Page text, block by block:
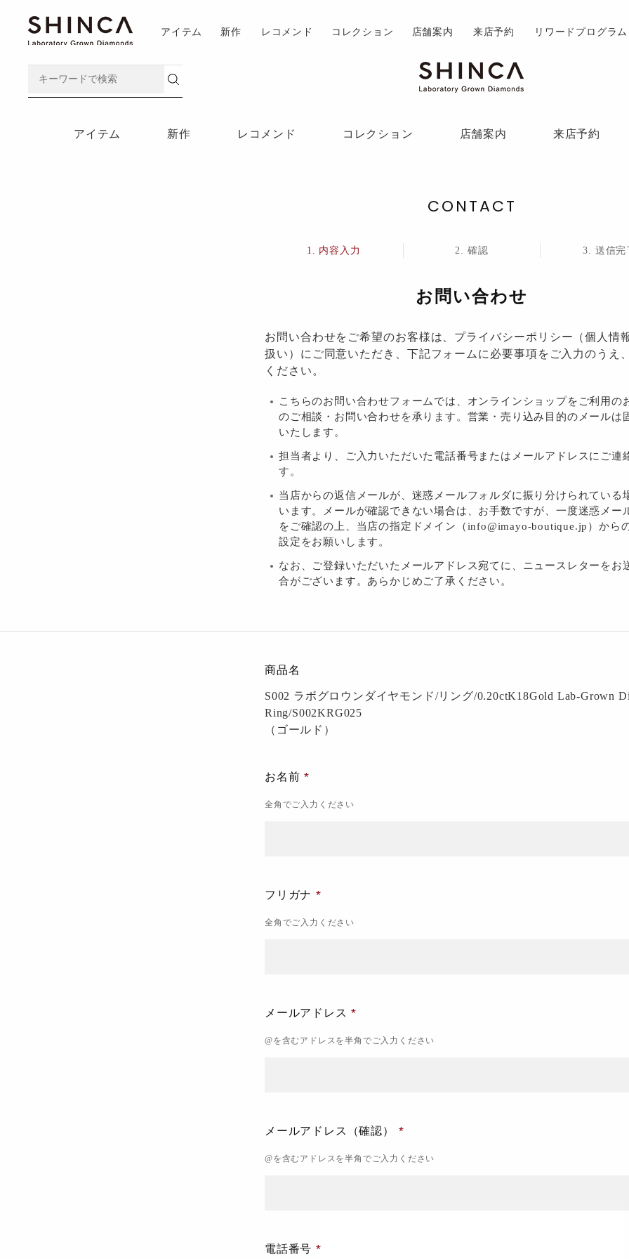
アイテム 新作 レコメンド コレクション 店舗案内 来店予約
アイテム 新作 レコメンド コレクション 店舗案内 来店予約 リワードプログラム
CONTACT
内容入力 確認 送信完
お問い合わせ
お問い合わせをご希望のお客様は、 プライバシーポリシー （個人情
扱い）にご同意いただき、下記フォームに必要事項をご入力のうえ
ください。
こちらのお問い合わせフォームでは、オンラインショップをご利用の
のご相談・お問い合わせを承ります。営業・売り込み目的のメールは
いたします。
担当者より、ご入力いただいた電話番号またはメールアドレスにご連
す。
当店からの返信メールが、迷惑メールフォルダに振り分けられている
います。メールが確認できない場合は、お手数ですが、一度迷惑メー
をご確認の上、当店の指定ドメイン（info@imayo-boutique.jp）から
設定をお願いします。
なお、ご登録いただいたメールアドレス宛てに、ニュースレターをお
合がございます。あらかじめご了承ください。
商品名
S002 ラボグロウンダイヤモンド/リング/0.20ctK18Gold Lab-Grown
Ring/S002KRG025
（ゴールド）
お名前
全角でご入力ください
フリガナ
全角でご入力ください
メールアドレス
@を含むアドレスを半角でご入力ください
メールアドレス（確認）
@を含むアドレスを半角でご入力ください
電話番号